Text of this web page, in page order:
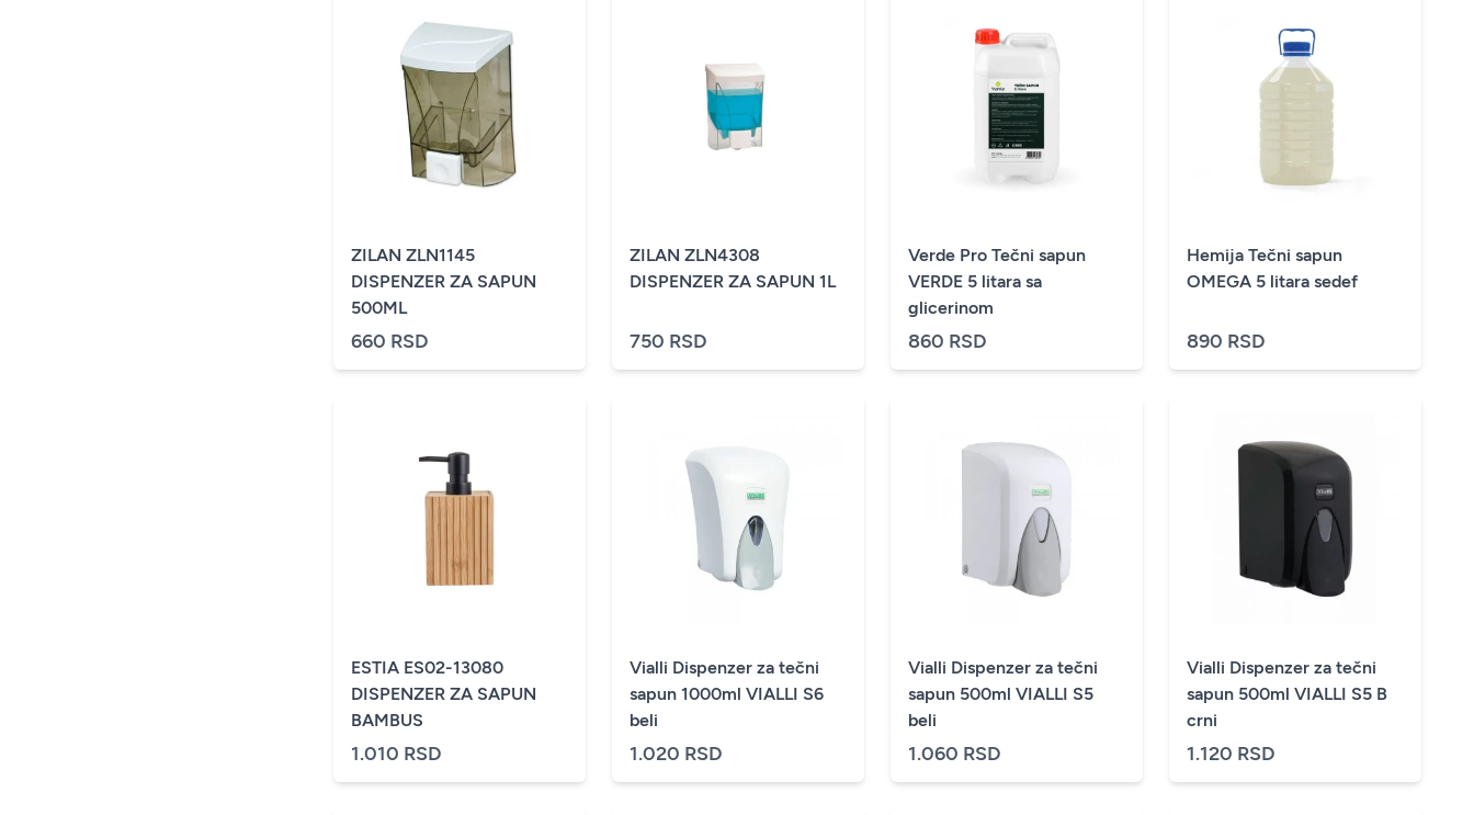
ZILAN ZLN1145
DISPENZER ZA SAPUN
500ML
660 RSD
ZILAN ZLN4308
DISPENZER ZA SAPUN 1L
750 RSD
Verde Pro Tečni sapun
VERDE 5 litara sa
glicerinom
860 RSD
Hemija Tečni sapun
OMEGA 5 litara sedef
890 RSD
ESTIA ES02-13080
DISPENZER ZA SAPUN
BAMBUS
1.010 RSD
Vialli Dispenzer za tečni
sapun 1000ml VIALLI S6
beli
1.020 RSD
Vialli Dispenzer za tečni
sapun 500ml VIALLI S5
beli
1.060 RSD
Vialli Dispenzer za tečni
sapun 500ml VIALLI S5 B
crni
1.120 RSD